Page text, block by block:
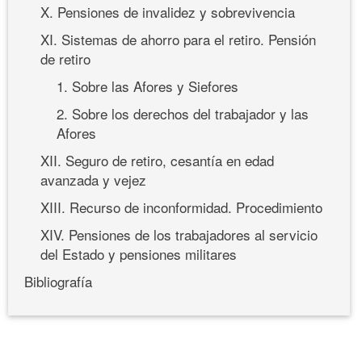
X. Pensiones de invalidez y sobrevivencia
XI. Sistemas de ahorro para el retiro. Pensión
de retiro
1. Sobre las Afores y Siefores
2. Sobre los derechos del trabajador y las
Afores
XII. Seguro de retiro, cesantía en edad
avanzada y vejez
XIII. Recurso de inconformidad. Procedimiento
XIV. Pensiones de los trabajadores al servicio
del Estado y pensiones militares
Bibliografía